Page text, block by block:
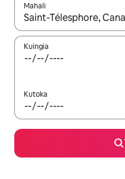
Mahali
Wakati matokeo
Kuingia
Kutoka